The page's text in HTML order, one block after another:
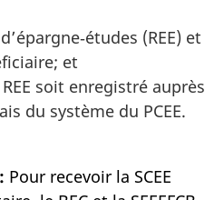
(REE) et
et
soit enregistré auprès
du système du PCEE.
Pour recevoir la SCEE